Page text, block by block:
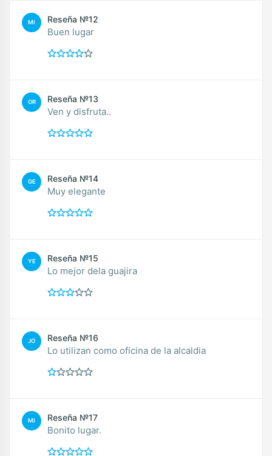
MI Reseña №12
Buen lugar
OR Reseña №13
Ven y disfruta..
GE Reseña №14
Muy elegante
YE Reseña №15
Lo mejor dela guajira
JO Reseña №16
Lo utilizan como oficina de la alcaldia
MI Reseña №17
Bonito lugar.